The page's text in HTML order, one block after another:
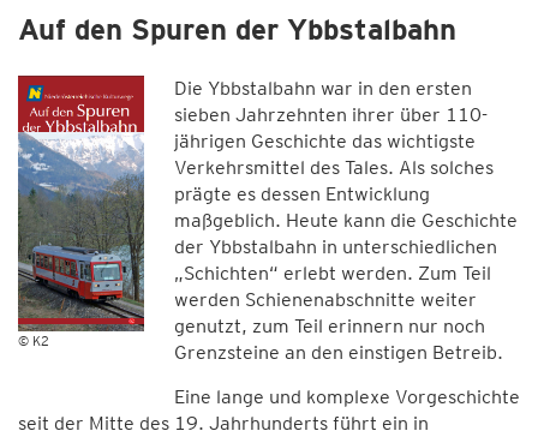
Auf den Spuren der Ybbstalbahn
© K2
Die Ybbstalbahn war in den ersten
sieben Jahrzehnten ihrer über 110-
jährigen Geschichte das wichtigste
Verkehrsmittel des Tales. Als solches
prägte es dessen Entwicklung
maßgeblich. Heute kann die Geschichte
der Ybbstalbahn in unterschiedlichen
„Schichten“ erlebt werden. Zum Teil
werden Schienenabschnitte weiter
genutzt, zum Teil erinnern nur noch
Grenzsteine an den einstigen Betreib.
Eine lange und komplexe Vorgeschichte
seit der Mitte des 19. Jahrhunderts führt ein in